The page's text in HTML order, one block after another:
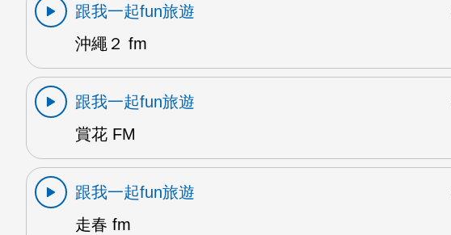
跟我一起fun旅遊
沖繩２ fm
跟我一起fun旅遊
賞花 FM
跟我一起fun旅遊
走春 fm